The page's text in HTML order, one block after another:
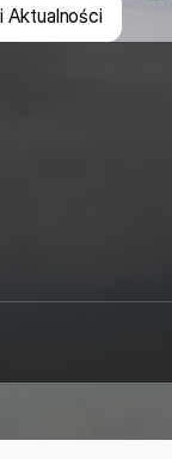
Aktualności